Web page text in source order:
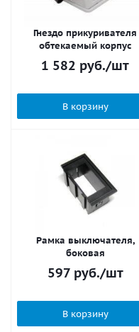
Гнездо прикуривателя
обтекаемый корпус
1 582 руб./шт
В корзину
Рамка выключателя,
боковая
597руб./шт
В корзину